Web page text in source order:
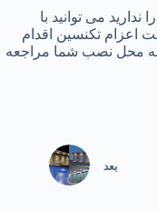
می توانید با
و جهت اعزام تکنسین اقدام
به محل نصب شما مراجعه
بعد